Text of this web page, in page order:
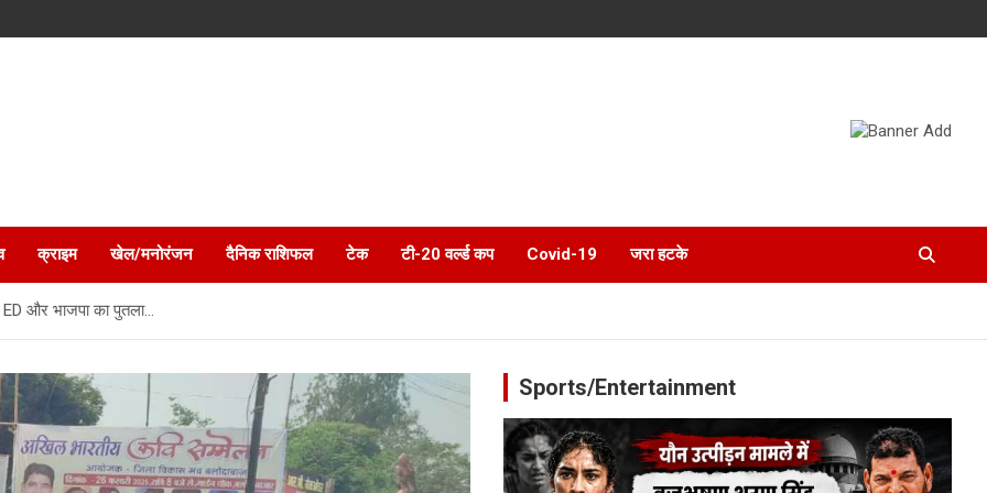
क्राइम खेल/मनोरंजन दैनिक राशिफल टेक टी-20 वर्ल्ड कप Covid-19 जरा हटके
और भाजपा का पुतला…
Sports/Entertainment